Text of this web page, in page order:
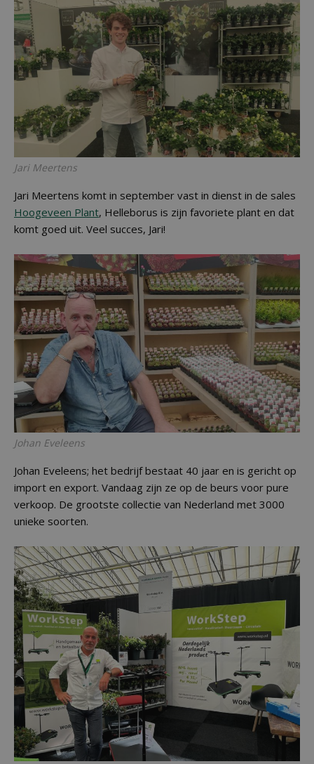
Jari Meertens
Jari Meertens komt in september vast in dienst in de sales
Hoogeveen Plant, Helleborus is zijn favoriete plant en dat
komt goed uit. Veel succes, Jari!
Johan Eveleens
Johan Eveleens; het bedrijf bestaat 40 jaar en is gericht op
import en export. Vandaag zijn ze op de beurs voor pure
verkoop. De grootste collectie van Nederland met 3000
unieke soorten.